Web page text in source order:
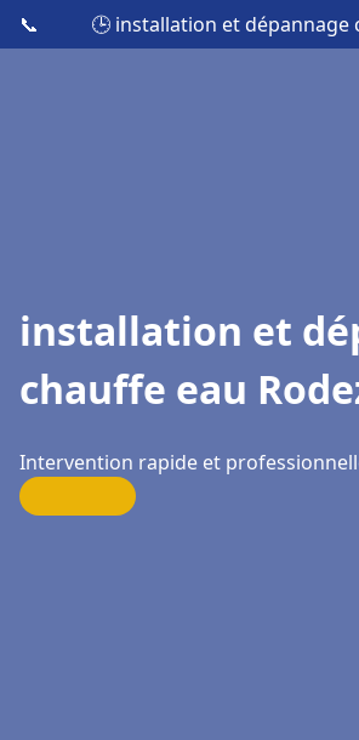
📞 🕒 installation et dépannage
installation et
chauffe eau
Intervention rapide et